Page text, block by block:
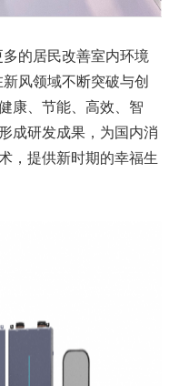
的居民改善室内环境
风领域不断突破与创
康、节能、高效、智
成研发成果，为国内消
，提供新时期的幸福生